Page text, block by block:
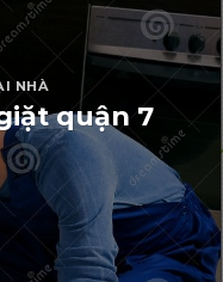
NHÀ
quận 7